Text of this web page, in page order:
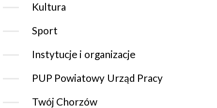
Kultura
Sport
Instytucje i organizacje
PUP Powiatowy Urząd Pracy
Twój Chorzów